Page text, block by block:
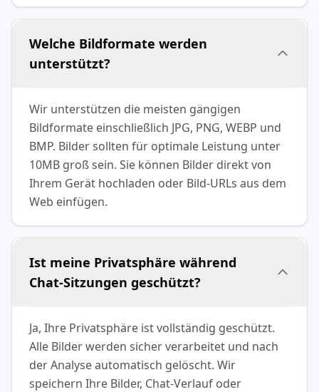
Welche Bildformate werden
unterstützt?
Wir unterstützen die meisten gängigen
Bildformate einschließlich JPG, PNG, WEBP und
BMP. Bilder sollten für optimale Leistung unter
10MB groß sein. Sie können Bilder direkt von
Ihrem Gerät hochladen oder Bild-URLs aus dem
Web einfügen.
Ist meine Privatsphäre während
Chat-Sitzungen geschützt?
Ja, Ihre Privatsphäre ist vollständig geschützt.
Alle Bilder werden sicher verarbeitet und nach
der Analyse automatisch gelöscht. Wir
speichern Ihre Bilder, Chat-Verlauf oder